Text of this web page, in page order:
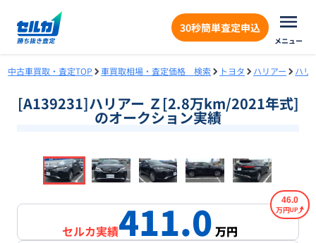
30秒簡単査定申込
メニュー
中古車買取・査定TOP 車買取相場・査定価格 検索 トヨタ ハリアー ハリ
[A139231]ハリアー Ｚ[2.8万km/2021年式]
のオークション実績
1/18
セルカ実績411.0万円
46.0
万円